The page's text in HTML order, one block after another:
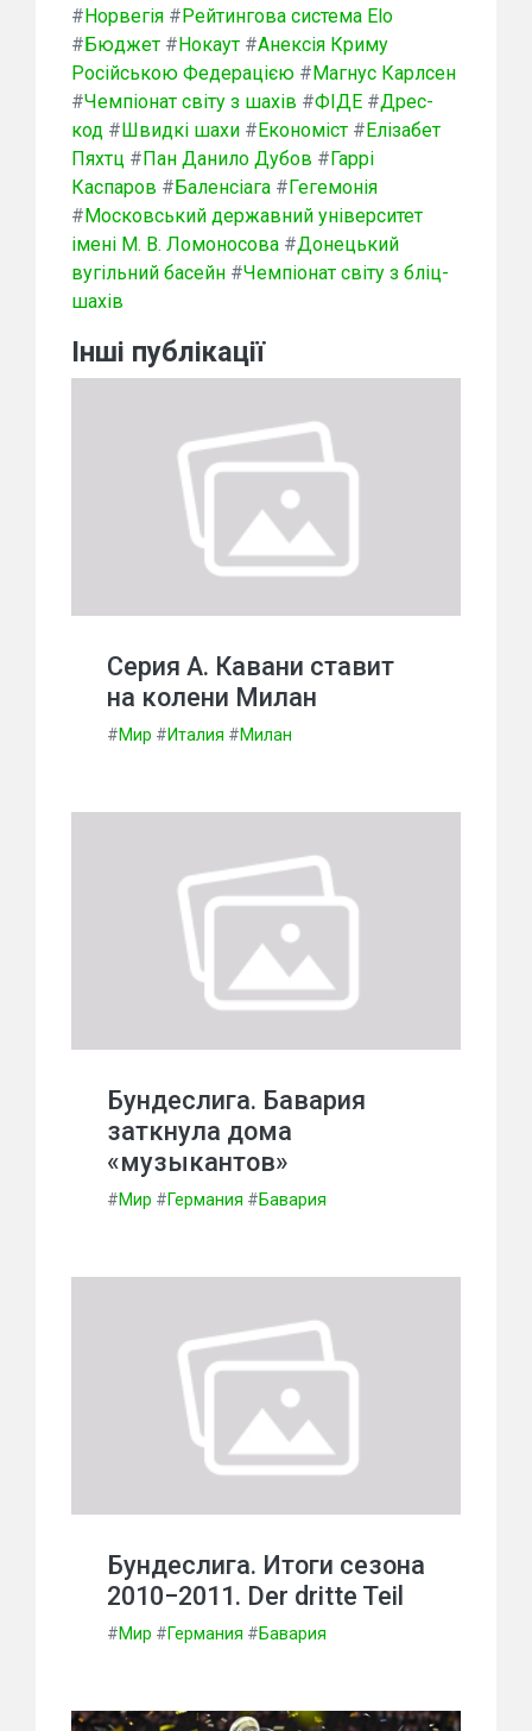
#Норвегія #Рейтингова система Elo
#Бюджет #Нокаут #Анексія Криму
Російською Федерацією #Магнус Карлсен
#Чемпіонат світу з шахів #ФІДЕ #Дрес-
код #Швидкі шахи #Економіст #Елізабет
Пяхтц #Пан Данило Дубов #Гаррі
Каспаров #Баленсіага #Гегемонія
#Московський державний університет
імені М. В. Ломоносова #Донецький
вугільний басейн #Чемпіонат світу з бліц-
шахів
Інші публікації
Серия А. Кавани ставит
на колени Милан
#Мир #Италия #Милан
Бундеслига. Бавария
заткнула дома
«музыкантов»
#Мир #Германия #Бавария
Бундеслига. Итоги сезона
2010−2011. Der dritte Teil
#Мир #Германия #Бавария